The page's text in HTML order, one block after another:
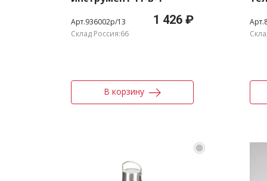
Арт.936002p/13 1 426 ₽
Склад Россия:66
В корзину